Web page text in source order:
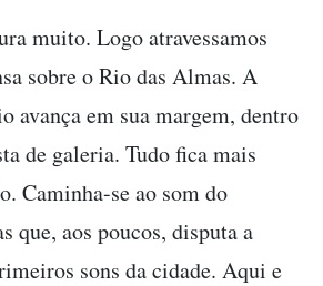
muito. Logo atravessamos
sobre o Rio das Almas. A
avança em sua margem, dentro
de galeria. Tudo fica mais
Caminha-se ao som do
que, aos poucos, disputa a
sons da cidade. Aqui e